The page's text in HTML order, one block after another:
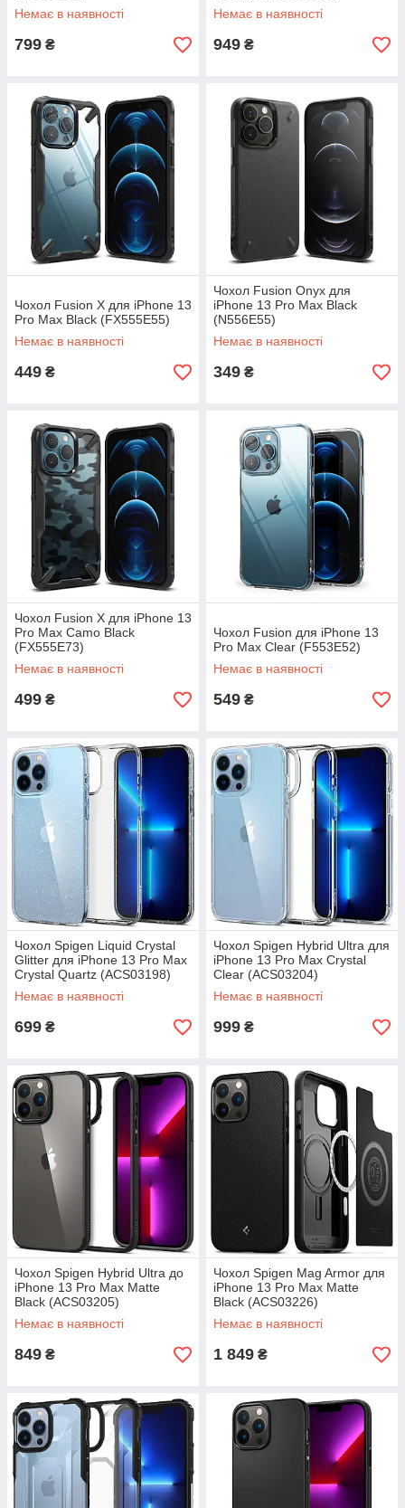
Немає в наявності
799 ₴
Немає в наявності
949 ₴
Чохол Fusion X для iPhone 13
Pro Max Black (FX555E55)
Немає в наявності
449 ₴
Чохол Fusion Onyx для
iPhone 13 Pro Max Black
(N556E55)
Немає в наявності
349 ₴
Чохол Fusion X для iPhone 13
Pro Max Camo Black
(FX555E73)
Немає в наявності
499 ₴
Чохол Fusion для iPhone 13
Pro Max Clear (F553E52)
Немає в наявності
549 ₴
Чохол Spigen Liquid Crystal
Glitter для iPhone 13 Pro Max
Crystal Quartz (ACS03198)
Немає в наявності
699 ₴
Чохол Spigen Hybrid Ultra для
iPhone 13 Pro Max Crystal
Clear (ACS03204)
Немає в наявності
999 ₴
Чохол Spigen Hybrid Ultra до
iPhone 13 Pro Max Matte
Black (ACS03205)
Немає в наявності
849 ₴
Чохол Spigen Mag Armor для
iPhone 13 Pro Max Matte
Black (ACS03226)
Немає в наявності
1 849 ₴